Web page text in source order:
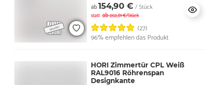
ab154,90 € / Stück
statt ab262,81 €/Stück
(27)
96% empfehlen das Produkt
HORI Zimmertür CPL Weiß
RAL9016 Röhrenspan
Designkante